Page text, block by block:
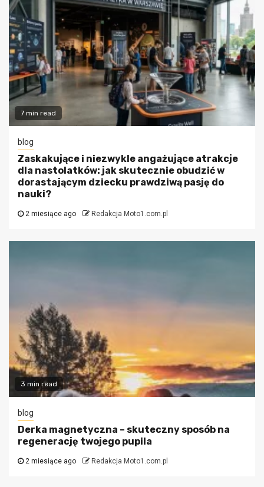
7 min read
blog
Zaskakujące i niezwykle angażujące atrakcje
dla nastolatków: jak skutecznie obudzić w
dorastającym dziecku prawdziwą pasję do
nauki?
2 miesiące ago Redakcja Moto1.com.pl
3 min read
blog
Derka magnetyczna – skuteczny sposób na
regenerację twojego pupila
2 miesiące ago Redakcja Moto1.com.pl